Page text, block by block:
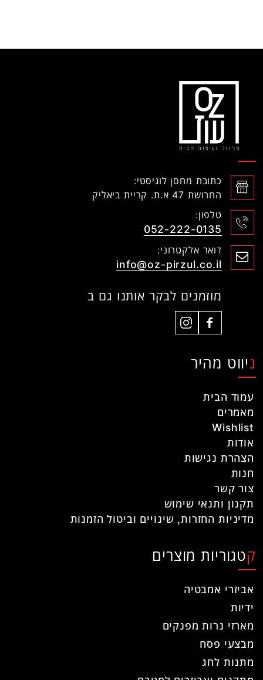
כתובת מחסן לוגיסטי:
החרושת 47 א.ת. קריית ביאליק
טלפון:
052-222-0135
דואר אלקטרוני:
info@oz-pirzul.co.il
מוזמנים לבקר אותנו גם ב
ניווט מהיר
עמוד הבית
מאמרים
Wishlist
אודות
הצהרת נגישות
חנות
צור קשר
תקנון ותנאי שימוש
מדיניות החזרות, שינויים וביטול הזמנות
קטגוריות מוצרים
אביזרי אמבטיה
ידיות
מארזי נרות מפנקים
מבצעי פסח
מתנות לחג